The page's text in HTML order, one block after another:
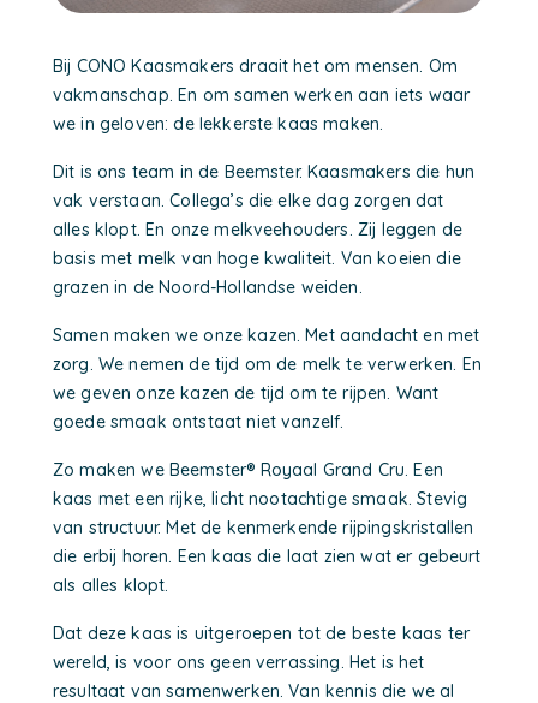
Bij CONO Kaasmakers draait het om mensen. Om
vakmanschap. En om samen werken aan iets waar
we in geloven: de lekkerste kaas maken.
Dit is ons team in de Beemster. Kaasmakers die hun
vak verstaan. Collega’s die elke dag zorgen dat
alles klopt. En onze melkveehouders. Zij leggen de
basis met melk van hoge kwaliteit. Van koeien die
grazen in de Noord-Hollandse weiden.
Samen maken we onze kazen. Met aandacht en met
zorg. We nemen de tijd om de melk te verwerken. En
we geven onze kazen de tijd om te rijpen. Want
goede smaak ontstaat niet vanzelf.
Zo maken we Beemster® Royaal Grand Cru. Een
kaas met een rijke, licht nootachtige smaak. Stevig
van structuur. Met de kenmerkende rijpingskristallen
die erbij horen. Een kaas die laat zien wat er gebeurt
als alles klopt.
Dat deze kaas is uitgeroepen tot de beste kaas ter
wereld, is voor ons geen verrassing. Het is het
resultaat van samenwerken. Van kennis die we al